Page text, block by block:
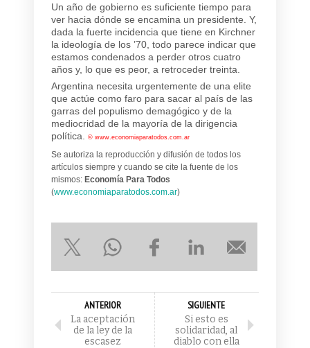
Un año de gobierno es suficiente tiempo para
ver hacia dónde se encamina un presidente. Y,
dada la fuerte incidencia que tiene en Kirchner
la ideología de los ’70, todo parece indicar que
estamos condenados a perder otros cuatro
años y, lo que es peor, a retroceder treinta.
Argentina necesita urgentemente de una elite
que actúe como faro para sacar al país de las
garras del populismo demagógico y de la
mediocridad de la mayoría de la dirigencia
política.
© www.economiaparatodos.com.ar
Se autoriza la reproducción y difusión de todos los
artículos siempre y cuando se cite la fuente de los
mismos: Economía Para Todos
(www.economiaparatodos.com.ar)
ANTERIOR
La aceptación
de la ley de la
escasez
SIGUIENTE
Si esto es
solidaridad, al
diablo con ella